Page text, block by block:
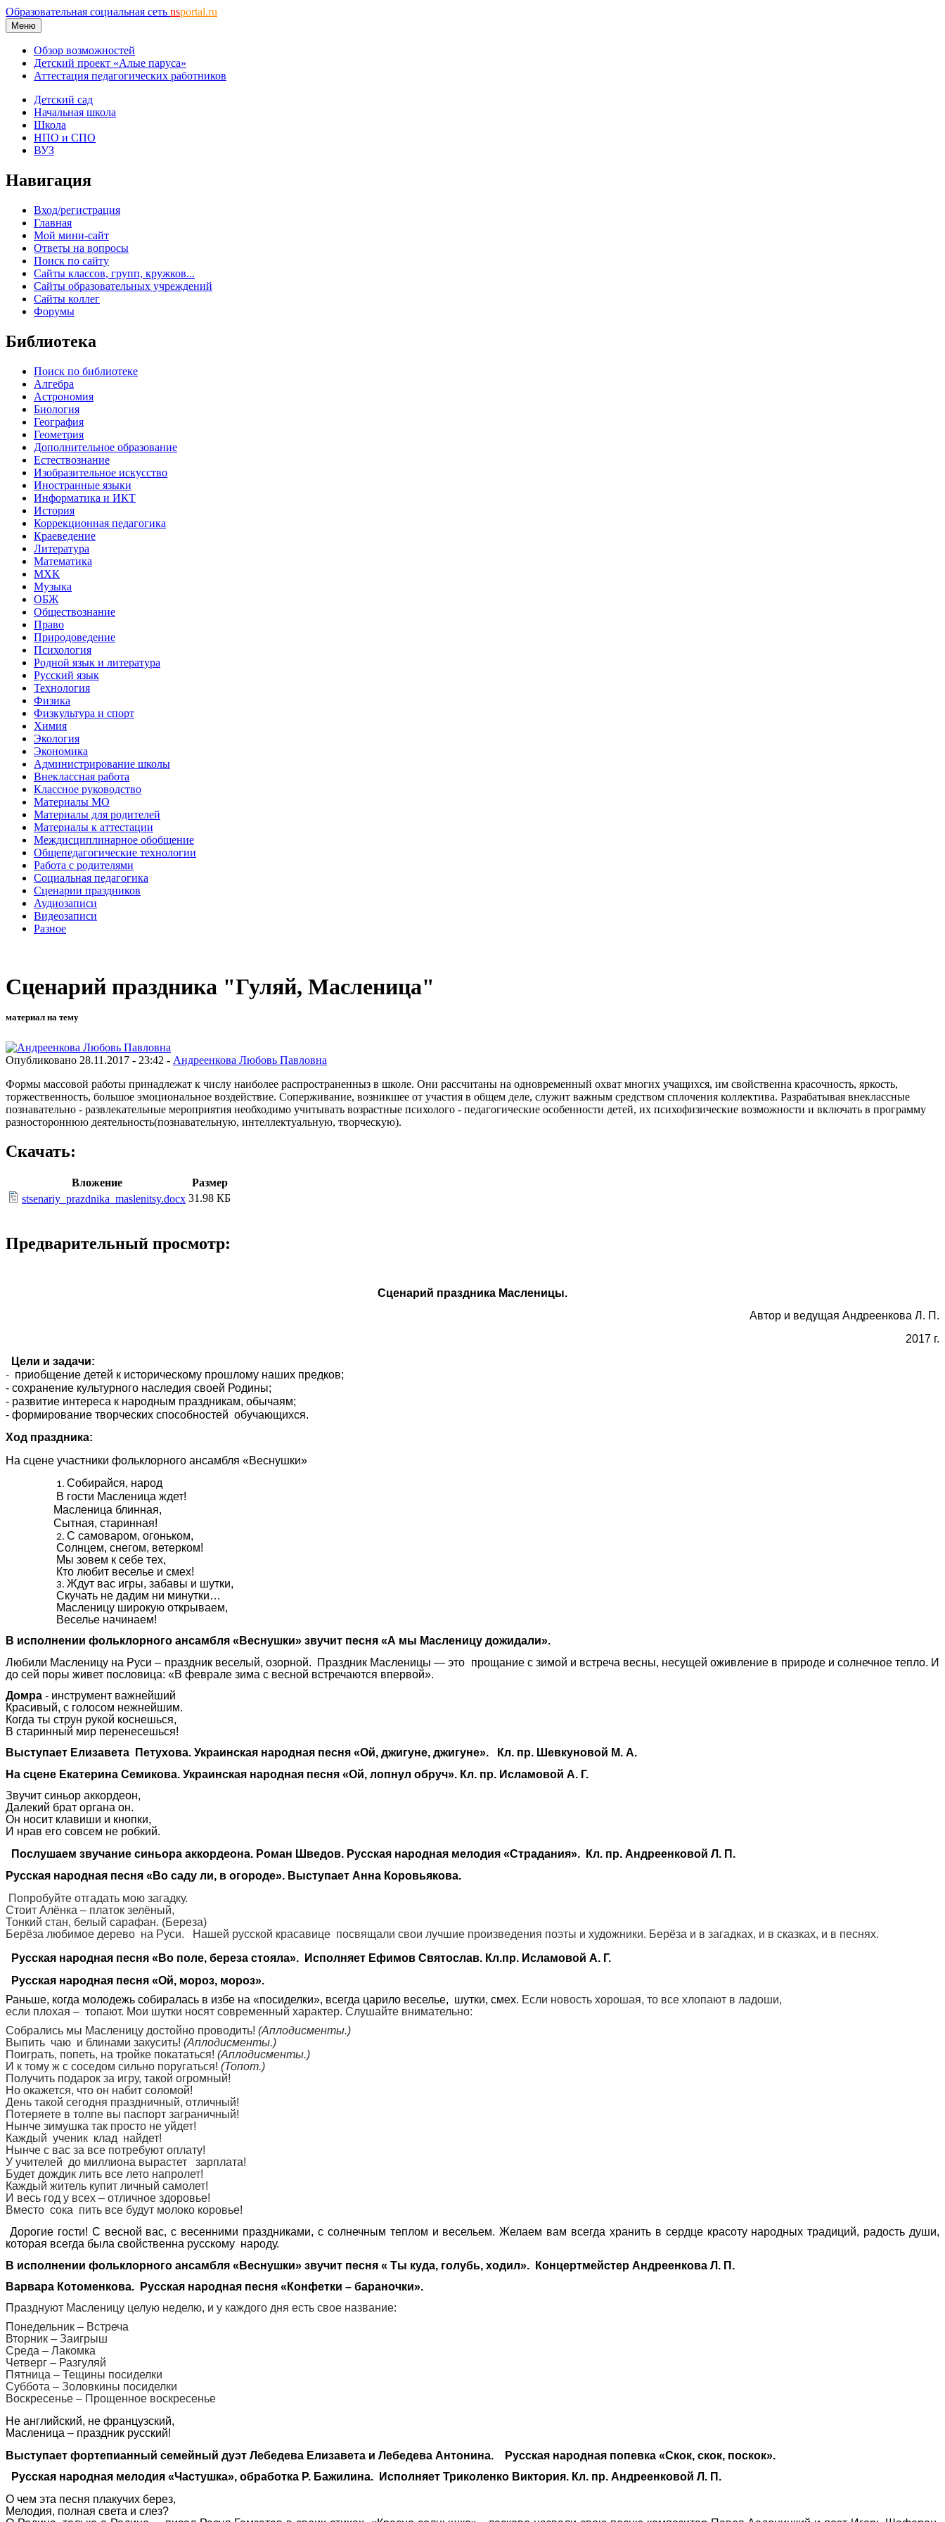
Образовательная социальная сеть nsportal.ru
Меню
Обзор возможностей
Детский проект «Алые паруса»
Аттестация педагогических работников
Детский сад
Начальная школа
Школа
НПО и СПО
ВУЗ
Навигация
Вход/регистрация
Главная
Мой мини-сайт
Ответы на вопросы
Поиск по сайту
Сайты классов, групп, кружков...
Сайты образовательных учреждений
Сайты коллег
Форумы
Библиотека
Поиск по библиотеке
Алгебра
Астрономия
Биология
География
Геометрия
Дополнительное образование
Естествознание
Изобразительное искусство
Иностранные языки
Информатика и ИКТ
История
Коррекционная педагогика
Краеведение
Литература
Математика
МХК
Музыка
ОБЖ
Обществознание
Право
Природоведение
Психология
Родной язык и литература
Русский язык
Технология
Физика
Физкультура и спорт
Химия
Экология
Экономика
Администрирование школы
Внеклассная работа
Классное руководство
Материалы МО
Материалы для родителей
Материалы к аттестации
Междисциплинарное обобщение
Общепедагогические технологии
Работа с родителями
Социальная педагогика
Сценарии праздников
Аудиозаписи
Видеозаписи
Разное
Сценарий праздника "Гуляй, Масленица"
материал на тему
Опубликовано 28.11.2017 - 23:42 - Андреенкова Любовь Павловна
Формы массовой работы принадлежат к числу наиболее распространенныз в школе. Они рассчитаны на одновременный охват многих учащихся, им свойственна красочность, яркость,
торжественность, большое эмоциональное воздействие. Соперживание, возникшее от участия в общем деле, служит важным средством сплочения коллектива. Разрабатывая внеклассные
познавательно - развлекательные мероприятия необходимо учитывать возрастные психолого - педагогические особенности детей, их психофизические возможности и включать в программу
разностороннюю деятельность(познавательную, интеллектуальную, творческую).
Скачать:
Вложение
Размер
stsenariy_prazdnika_maslenitsy.docx 31.98 КБ
Предварительный просмотр:
Сценарий праздника Масленицы.
Автор и ведущая Андреенкова Л. П.
2017 г.
Цели и задачи:
- приобщение детей к историческому прошлому наших предков;
- сохранение культурного наследия своей Родины;
- развитие интереса к народным праздникам, обычаям;
- формирование творческих способностей обучающихся.
Ход праздника:
На сцене участники фольклорного ансамбля «Веснушки»
Собирайся, народ
В гости Масленица ждет!
Масленица блинная,
Сытная, старинная!
С самоваром, огоньком,
Солнцем, снегом, ветерком!
Мы зовем к себе тех,
Кто любит веселье и смех!
Ждут вас игры, забавы и шутки,
Скучать не дадим ни минутки…
Масленицу широкую открываем,
Веселье начинаем!
В исполнении фольклорного ансамбля «Веснушки» звучит песня «А мы Масленицу дожидали».
Любили Масленицу на Руси – праздник веселый, озорной. Праздник Масленицы — это прощание с зимой и встреча весны, несущей оживление в природе и солнечное тепло. И
до сей поры живет пословица: «В феврале зима с весной встречаются впервой».
Домра - инструмент важнейший
Красивый, с голосом нежнейшим.
Когда ты струн рукой коснешься,
В старинный мир перенесешься!
Выступает Елизавета Петухова. Украинская народная песня «Ой, джигуне, джигуне». Кл. пр. Шевкуновой М. А.
На сцене Екатерина Семикова. Украинская народная песня «Ой, лопнул обруч». Кл. пр. Исламовой А. Г.
Звучит синьор аккордеон,
Далекий брат органа он.
Он носит клавиши и кнопки,
И нрав его совсем не робкий.
Послушаем звучание синьора аккордеона. Роман Шведов. Русская народная мелодия «Страдания». Кл. пр. Андреенковой Л. П.
Русская народная песня «Во саду ли, в огороде». Выступает Анна Коровьякова.
Попробуйте отгадать мою загадку.
Стоит Алёнка – платок зелёный,
Тонкий стан, белый сарафан. (Береза)
Берёза любимое дерево на Руси. Нашей русской красавице посвящали свои лучшие произведения поэты и художники. Берёза и в загадках, и в сказках, и в песнях.
Русская народная песня «Во поле, береза стояла». Исполняет Ефимов Святослав. Кл.пр. Исламовой А. Г.
Русская народная песня «Ой, мороз, мороз».
Раньше, когда молодежь собиралась в избе на «посиделки», всегда царило веселье, шутки, смех. Если новость хорошая, то все хлопают в ладоши,
если плохая – топают. Мои шутки носят современный характер. Слушайте внимательно:
Собрались мы Масленицу достойно проводить! (Аплодисменты.)
Выпить чаю и блинами закусить! (Аплодисменты.)
Поиграть, попеть, на тройке покататься! (Аплодисменты.)
И к тому ж с соседом сильно поругаться! (Топот.)
Получить подарок за игру, такой огромный!
Но окажется, что он набит соломой!
День такой сегодня праздничный, отличный!
Потеряете в толпе вы паспорт заграничный!
Нынче зимушка так просто не уйдет!
Каждый ученик клад найдет!
Нынче с вас за все потребуют оплату!
У учителей до миллиона вырастет зарплата!
Будет дождик лить все лето напролет!
Каждый житель купит личный самолет!
И весь год у всех – отличное здоровье!
Вместо сока пить все будут молоко коровье!
Дорогие гости! С весной вас, с весенними праздниками, с солнечным теплом и весельем. Желаем вам всегда хранить в сердце красоту народных традиций, радость души,
которая всегда была свойственна русскому народу.
В исполнении фольклорного ансамбля «Веснушки» звучит песня « Ты куда, голубь, ходил». Концертмейстер Андреенкова Л. П.
Варвара Котоменкова. Русская народная песня «Конфетки – бараночки».
Празднуют Масленицу целую неделю, и у каждого дня есть свое название:
Понедельник – Встреча
Вторник – Заигрыш
Среда – Лакомка
Четверг – Разгуляй
Пятница – Тещины посиделки
Суббота – Золовкины посиделки
Воскресенье – Прощенное воскресенье
Не английский, не французский,
Масленица – праздник русский!
Выступает фортепианный семейный дуэт Лебедева Елизавета и Лебедева Антонина. Русская народная попевка «Скок, скок, поскок».
Русская народная мелодия «Частушка», обработка Р. Бажилина. Исполняет Триколенко Виктория. Кл. пр. Андреенковой Л. П.
О чем эта песня плакучих берез,
Мелодия, полная света и слез?